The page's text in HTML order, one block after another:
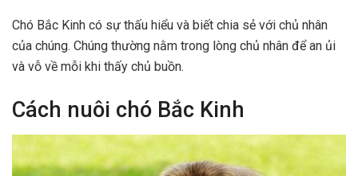
Chó Bắc Kinh có sự thấu hiểu và biết chia sẻ với chủ nhân
của chúng. Chúng thường nằm trong lòng chủ nhân để an ủi
và vỗ về mỗi khi thấy chủ buồn.
Cách nuôi chó Bắc Kinh